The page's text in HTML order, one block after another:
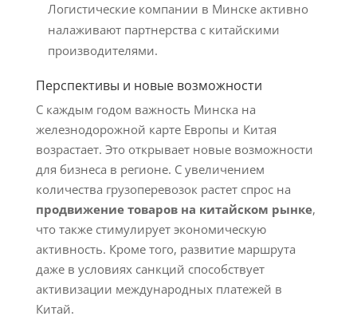
Логистические компании в Минске активно
налаживают партнерства с китайскими
производителями.
Перспективы и новые возможности
С каждым годом важность Минска на
железнодорожной карте Европы и Китая
возрастает. Это открывает новые возможности
для бизнеса в регионе. С увеличением
количества грузоперевозок растет спрос на
продвижение товаров на китайском рынке,
что также стимулирует экономическую
активность. Кроме того, развитие маршрута
даже в условиях санкций способствует
активизации международных платежей в
Китай.